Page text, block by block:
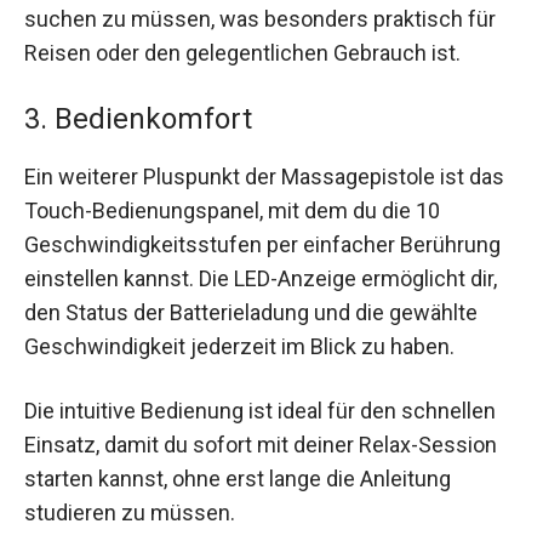
suchen zu müssen, was besonders praktisch für
Reisen oder den gelegentlichen Gebrauch ist.
3. Bedienkomfort
Ein weiterer Pluspunkt der Massagepistole ist das
Touch-Bedienungspanel, mit dem du die 10
Geschwindigkeitsstufen per einfacher Berührung
einstellen kannst. Die LED-Anzeige ermöglicht dir,
den Status der Batterieladung und die gewählte
Geschwindigkeit jederzeit im Blick zu haben.
Die intuitive Bedienung ist ideal für den schnellen
Einsatz, damit du sofort mit deiner Relax-Session
starten kannst, ohne erst lange die Anleitung
studieren zu müssen.